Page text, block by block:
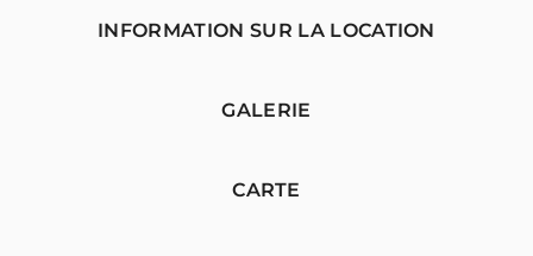
INFORMATION SUR LA LOCATION
GALERIE
CARTE